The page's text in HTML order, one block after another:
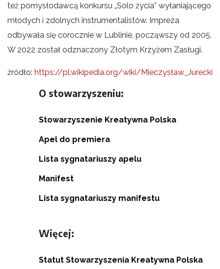
też pomysłodawcą konkursu „Solo życia” wyłaniającego
młodych i zdolnych instrumentalistów. Impreza
odbywała się corocznie w Lublinie, począwszy od 2005.
W 2022 został odznaczony Złotym Krzyżem Zasługi.
źródło: https://pl.wikipedia.org/wiki/Mieczysław_Jurecki
O stowarzyszeniu:
Stowarzyszenie Kreatywna Polska
Apel do premiera
Lista sygnatariuszy apelu
Manifest
Lista sygnatariuszy manifestu
Więcej:
Statut Stowarzyszenia Kreatywna Polska